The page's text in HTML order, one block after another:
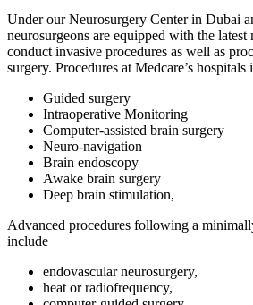
Under our Neurosurgery Center in Dubai
neurosurgeons are equipped with the latest
conduct invasive procedures as well as
surgery. Procedures at Medcare’s
Guided surgery
Intraoperative Monitoring
Computer-assisted brain surgery
Neuro-navigation
Brain endoscopy
Awake brain surgery
Deep brain stimulation,
Advanced procedures following a
include
endovascular neurosurgery,
heat or radiofrequency,